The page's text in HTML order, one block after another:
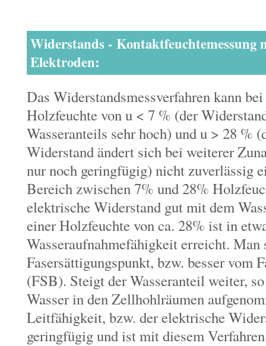
Widerstands - Kontaktfeuchtemessung
Elektroden:
Das Widerstandsmessverfahren kann
Holzfeuchte von u < 7 % (der
Wasseranteils sehr hoch) und u > 28 %
Widerstand ändert sich bei weiterer
nur noch geringfügig) nicht zuverlässig
Bereich zwischen 7% und 28%
elektrische Widerstand gut mit dem
einer Holzfeuchte von ca. 28% ist in
Wasseraufnahmefähigkeit erreicht. Man
Fasersättigungspunkt, bzw. besser vom
(FSB). Steigt der Wasseranteil weiter,
Wasser in den Zellhohlräumen
Leitfähigkeit, bzw. der elektrische
geringfügig und ist mit diesem